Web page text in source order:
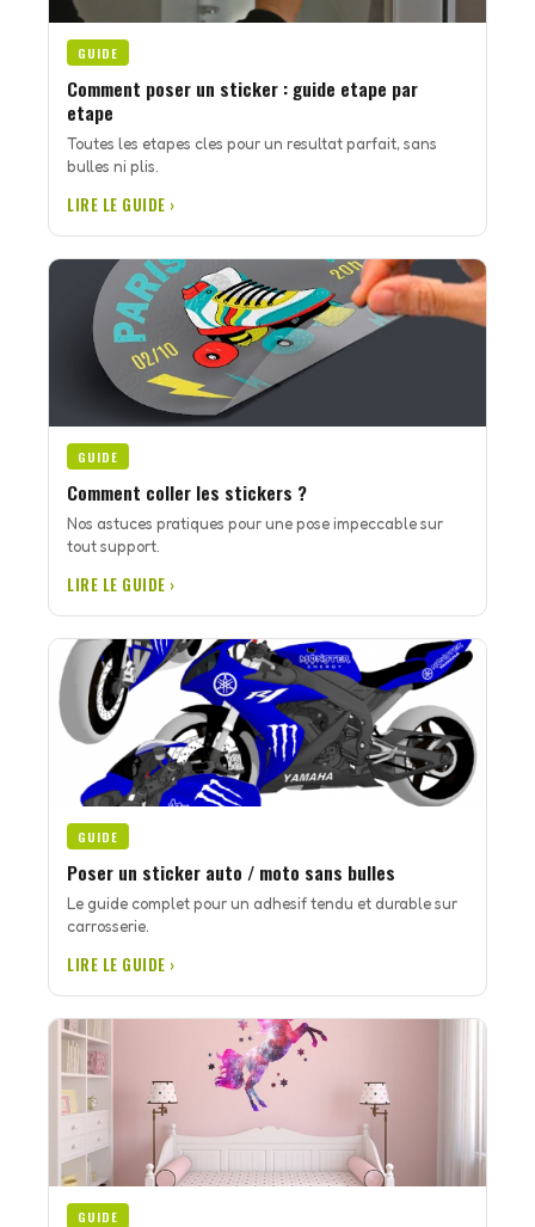
GUIDE
Comment poser un sticker : guide etape par
etape
Toutes les etapes cles pour un resultat parfait, sans
bulles ni plis.
LIRE LE GUIDE ›
GUIDE
Comment coller les stickers ?
Nos astuces pratiques pour une pose impeccable sur
tout support.
LIRE LE GUIDE ›
GUIDE
Poser un sticker auto / moto sans bulles
Le guide complet pour un adhesif tendu et durable sur
carrosserie.
LIRE LE GUIDE ›
GUIDE